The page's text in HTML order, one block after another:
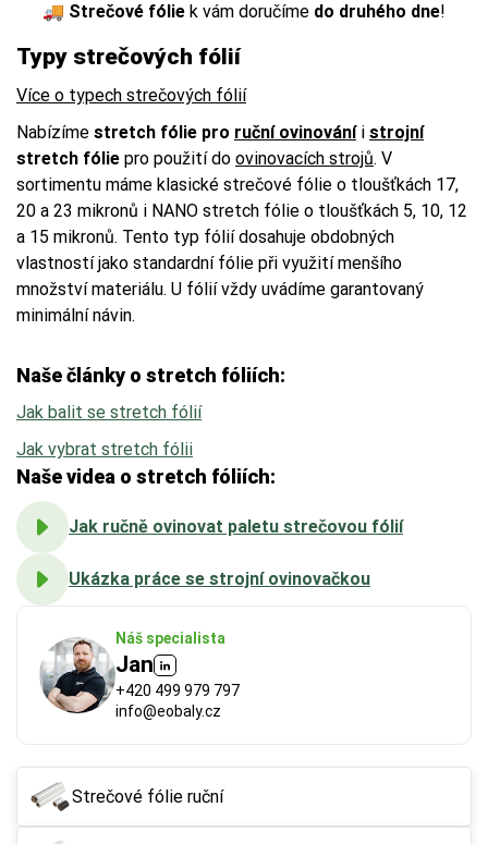
🚚 Strečové fólie k vám doručíme do druhého dne!
Typy strečových fólií
Více o typech strečových fólií
Nabízíme stretch fólie pro ruční ovinováníi strojní
stretch fólie pro použití do ovinovacích strojů. V
sortimentu máme klasické strečové fólie o tloušťkách 17,
20 a 23 mikronů i NANO stretch fólie o tloušťkách 5, 10, 12
a 15 mikronů. Tento typ fólií dosahuje obdobných
vlastností jako standardní fólie při využití menšího
množství materiálu. U fólií vždy uvádíme garantovaný
minimální návin.
Náš specialista
Jan
+420 499 979 797
info@eobaly.cz
Naše články o stretch fóliích:
Jak balit se stretch fólií
Jak vybrat stretch fólii
Naše videa o stretch fóliích:
Jak ručně ovinovat paletu strečovou fólií
Ukázka práce se strojní ovinovačkou
Strečové fólie ruční